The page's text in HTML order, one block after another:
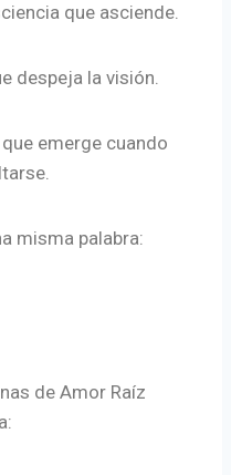
que asciende.
despeja la visión.
emerge cuando
misma palabra:
de Amor Raíz